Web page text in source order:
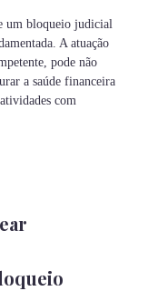
um bloqueio judicial
A atuação
pode não
a saúde financeira
com